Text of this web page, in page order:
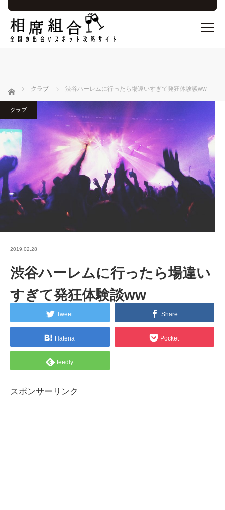
ホーム クラブ 渋谷ハーレムに行ったら場違いすぎて発狂体験談ww
クラブ
2019.02.28
渋谷ハーレムに行ったら場違い
すぎて発狂体験談ww
Tweet Share
Hatena Pocket
feedly
スポンサーリンク